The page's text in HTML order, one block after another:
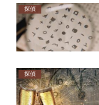
探偵
探偵